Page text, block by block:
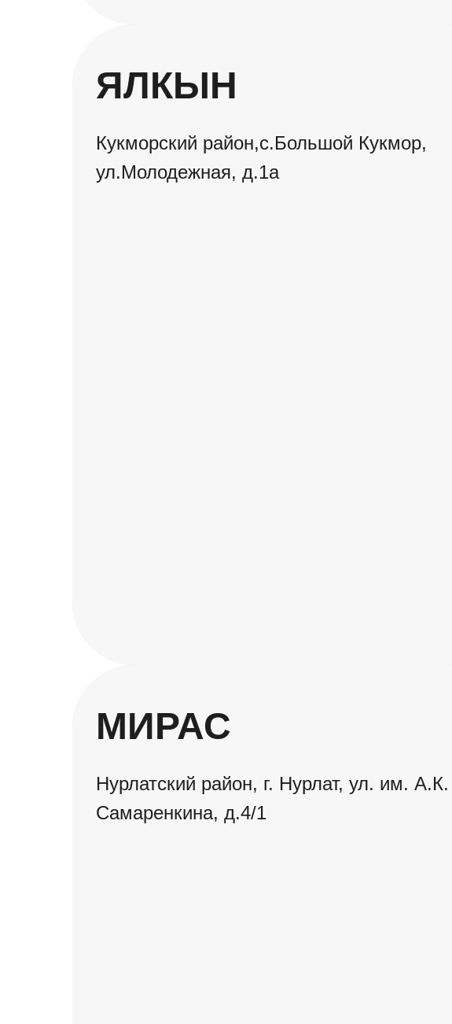
ЯЛКЫН
Кукморский район,с.Большой Кукмор,
ул.Молодежная, д.1а
МИРАС
Нурлатский район, г. Нурлат, ул. им. А.К.
Самаренкина, д.4/1